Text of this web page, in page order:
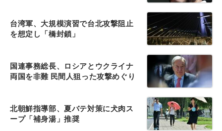
台湾軍、大規模演習で台北攻撃阻止
を想定し「橋封鎖」
国連事務総長、ロシアとウクライナ
両国を非難 民間人狙った攻撃めぐり
北朝鮮指導部、夏バテ対策に犬肉ス
ープ「補身湯」推奨